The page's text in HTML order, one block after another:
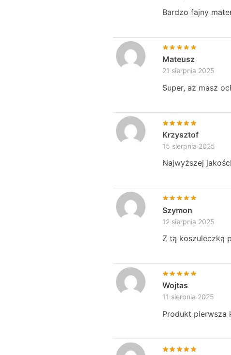
Bardzo fajny
Mateusz
21 sierpnia 2025
Super, aż masz
Krzysztof
15 sierpnia 2025
Najwyższej
Szymon
12 sierpnia 2025
Z tą koszuleczką
Wojtas
11 sierpnia 2025
Produkt pierwsza